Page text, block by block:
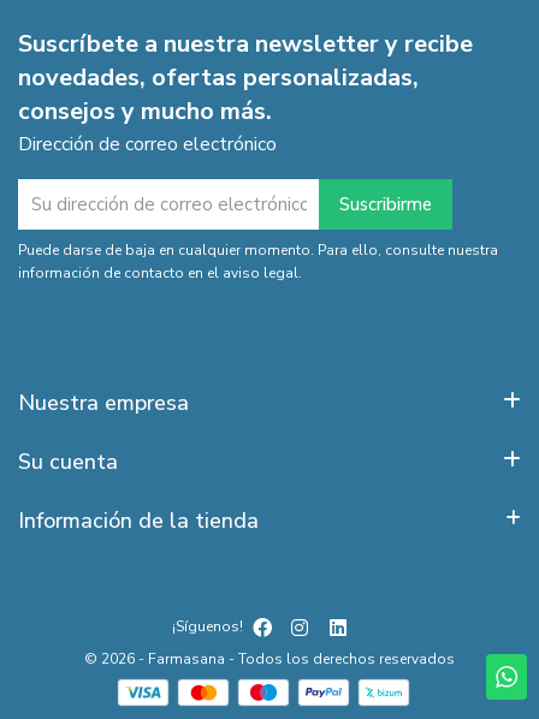
Suscríbete a nuestra newsletter y recibe
novedades, ofertas personalizadas,
consejos y mucho más.
Dirección de correo electrónico
Puede darse de baja en cualquier momento. Para ello, consulte nuestra
información de contacto en el aviso legal.
Nuestra empresa
Su cuenta
Información de la tienda
© 2026 - Farmasana - Todos los derechos reservados
¡Síguenos!